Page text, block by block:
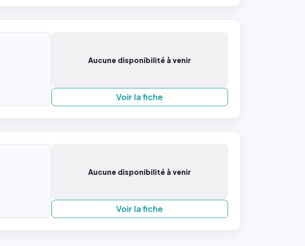
Aucune disponibilité à venir
Voir la fiche
Aucune disponibilité à venir
Voir la fiche